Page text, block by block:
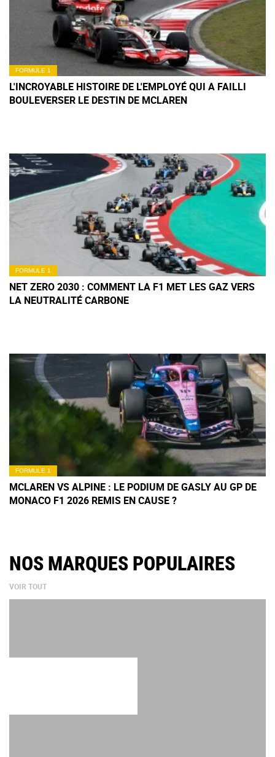
FORMULE 1
L'INCROYABLE HISTOIRE DE L'EMPLOYÉ QUI A FAILLI
BOULEVERSER LE DESTIN DE MCLAREN
FORMULE 1
NET ZERO 2030 : COMMENT LA F1 MET LES GAZ VERS
LA NEUTRALITÉ CARBONE
FORMULE 1
MCLAREN VS ALPINE : LE PODIUM DE GASLY AU GP DE
MONACO F1 2026 REMIS EN CAUSE ?
NOS MARQUES POPULAIRES
VOIR TOUT